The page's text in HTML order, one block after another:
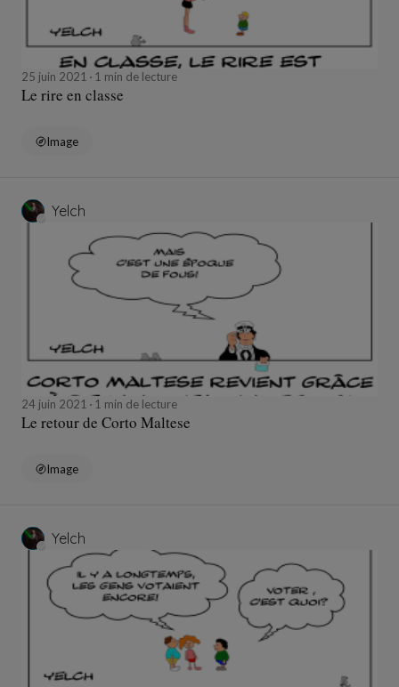
25 juin 2021 1 min de lecture
Le rire en classe
Image
Yelch
24 juin 2021 1 min de lecture
Le retour de Corto Maltese
Image
Yelch